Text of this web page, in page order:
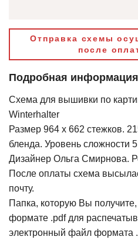
Отправка схемы
после
Подробная информация
Схема для вышивки по
Winterhalter
Размер 964 х 662 стежков.
бленда. Уровень сложности
Дизайнер Ольга Смирнова.
После оплаты схема
почту.
Папка, которую Вы
формате .pdf для
электронный файл формата